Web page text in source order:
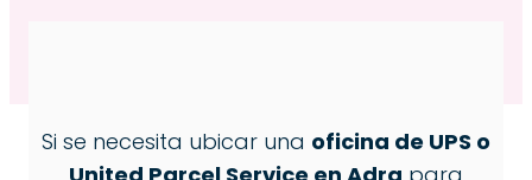
Si se necesita ubicar una oficina de UPS o